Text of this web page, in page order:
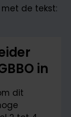
in
dit